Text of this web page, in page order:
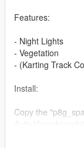
Features:
- Night Lights
- Vegetation
- (Karting Track
Install:
Copy the